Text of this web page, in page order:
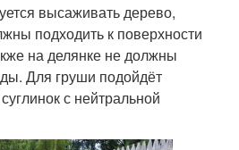
высаживать дерево,
подходить к поверхности
на делянке не должны
Для груши подойдёт
с нейтральной